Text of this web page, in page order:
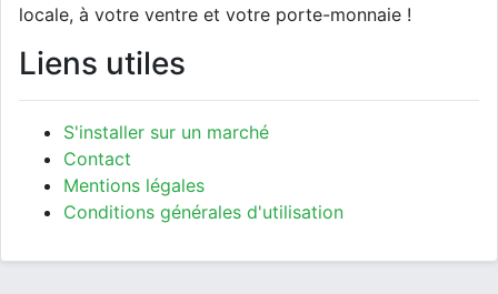
locale, à votre ventre et votre porte-monnaie !
Liens utiles
S'installer sur un marché
Contact
Mentions légales
Conditions générales d'utilisation